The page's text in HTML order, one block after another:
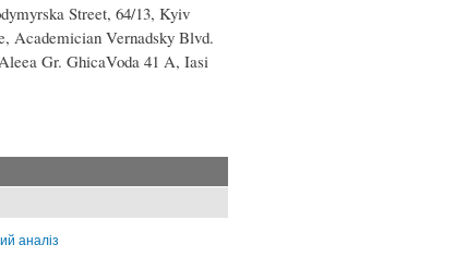
Street, 64/13, Kyiv
Academician Vernadsky Blvd.
Gr. GhicaVoda 41 A, Iasi
аналіз